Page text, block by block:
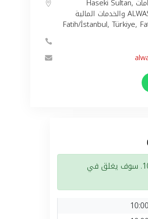
Haseki Sultan, الوسيط للتامين والاقامات
والخدمات المالية ALWASİT OFFİCE، 34080
Fatih/İstanbul, Türkiye,
مفتوح منذ 10:00. سوف يغلق في